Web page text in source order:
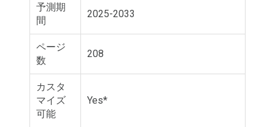
予測期
間
2025-2033
ページ
数
208
カスタ
マイズ
可能
Yes*